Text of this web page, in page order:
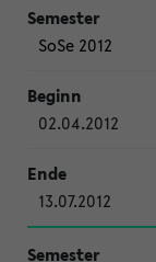
SoSe 2012
02.04.2012
13.07.2012